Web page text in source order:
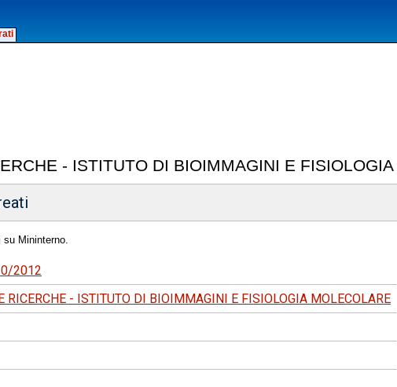
- ISTITUTO DI BIOIMMAGINI E
su Mininterno.
2012
RICERCHE - ISTITUTO DI BIOIMMAGINI E FISIOLOGIA MOLECOLARE